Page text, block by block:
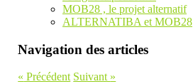
MOB28 , le projet alternatif
ALTERNATIBA et MOB28
Navigation des articles
« Précédent Suivant »